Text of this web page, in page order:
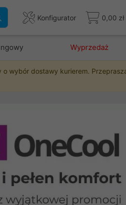
Konfigurator 0,00 zł
Wyprzedaż
o wybór dostawy kurierem.